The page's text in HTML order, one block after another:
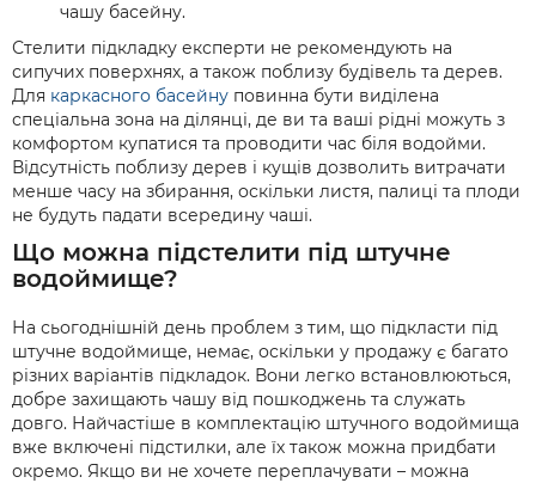
чашу басейну.
Стелити підкладку експерти не рекомендують на
сипучих поверхнях, а також поблизу будівель та дерев.
Для каркасного басейну повинна бути виділена
спеціальна зона на ділянці, де ви та ваші рідні можуть з
комфортом купатися та проводити час біля водойми.
Відсутність поблизу дерев і кущів дозволить витрачати
менше часу на збирання, оскільки листя, палиці та плоди
не будуть падати всередину чаші.
Що можна підстелити під штучне
водоймище?
На сьогоднішній день проблем з тим, що підкласти під
штучне водоймище, немає, оскільки у продажу є багато
різних варіантів підкладок. Вони легко встановлюються,
добре захищають чашу від пошкоджень та служать
довго. Найчастіше в комплектацію штучного водоймища
вже включені підстилки, але їх також можна придбати
окремо. Якщо ви не хочете переплачувати – можна